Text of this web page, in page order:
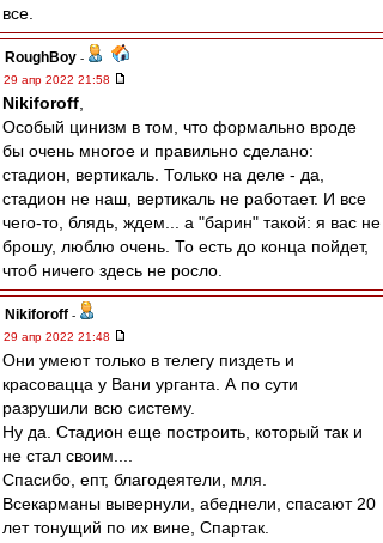
все.
RoughBoy -
29 апр 2022 21:58
Nikiforoff
Особый цинизм в том, что формально вроде
бы очень многое и правильно сделано:
стадион, вертикаль. Только на деле - да,
стадион не наш, вертикаль не работает. И все
чего-то, блядь, ждем... а "барин" такой: я вас не
брошу, люблю очень. То есть до конца пойдет,
чтоб ничего здесь не росло.
Nikiforoff -
29 апр 2022 21:48
Они умеют только в телегу пиздеть и
красовацца у Вани урганта. А по сути
разрушили всю систему.
Ну да. Стадион еще построить, который так и
не стал своим....
Спасибо, епт, благодеятели, мля.
Всекарманы вывернули, абеднели, спасают 20
лет тонущий по их вине, Спартак.